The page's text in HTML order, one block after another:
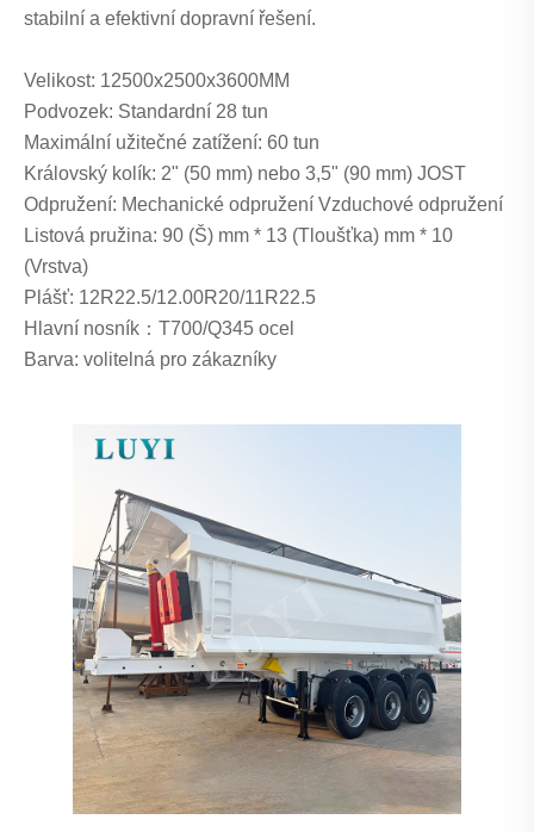
stabilní a efektivní dopravní řešení.
Velikost: 12500x2500x3600MM
Podvozek: Standardní 28 tun
Maximální užitečné zatížení: 60 tun
Královský kolík: 2" (50 mm) nebo 3,5" (90 mm) JOST
Odpružení: Mechanické odpružení Vzduchové odpružení
Listová pružina: 90 (Š) mm * 13 (Tloušťka) mm * 10
(Vrstva)
Plášť: 12R22.5/12.00R20/11R22.5
Hlavní nosník：T700/Q345 ocel
Barva: volitelná pro zákazníky